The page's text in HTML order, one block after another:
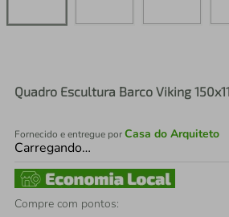
Quadro Escultura Barco Viking
Fornecido e entregue porCasa do Arquiteto
Carregando…
Compre com pontos: